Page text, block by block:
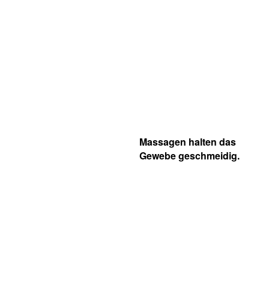
Massagen halten das
Gewebe geschmeidig.